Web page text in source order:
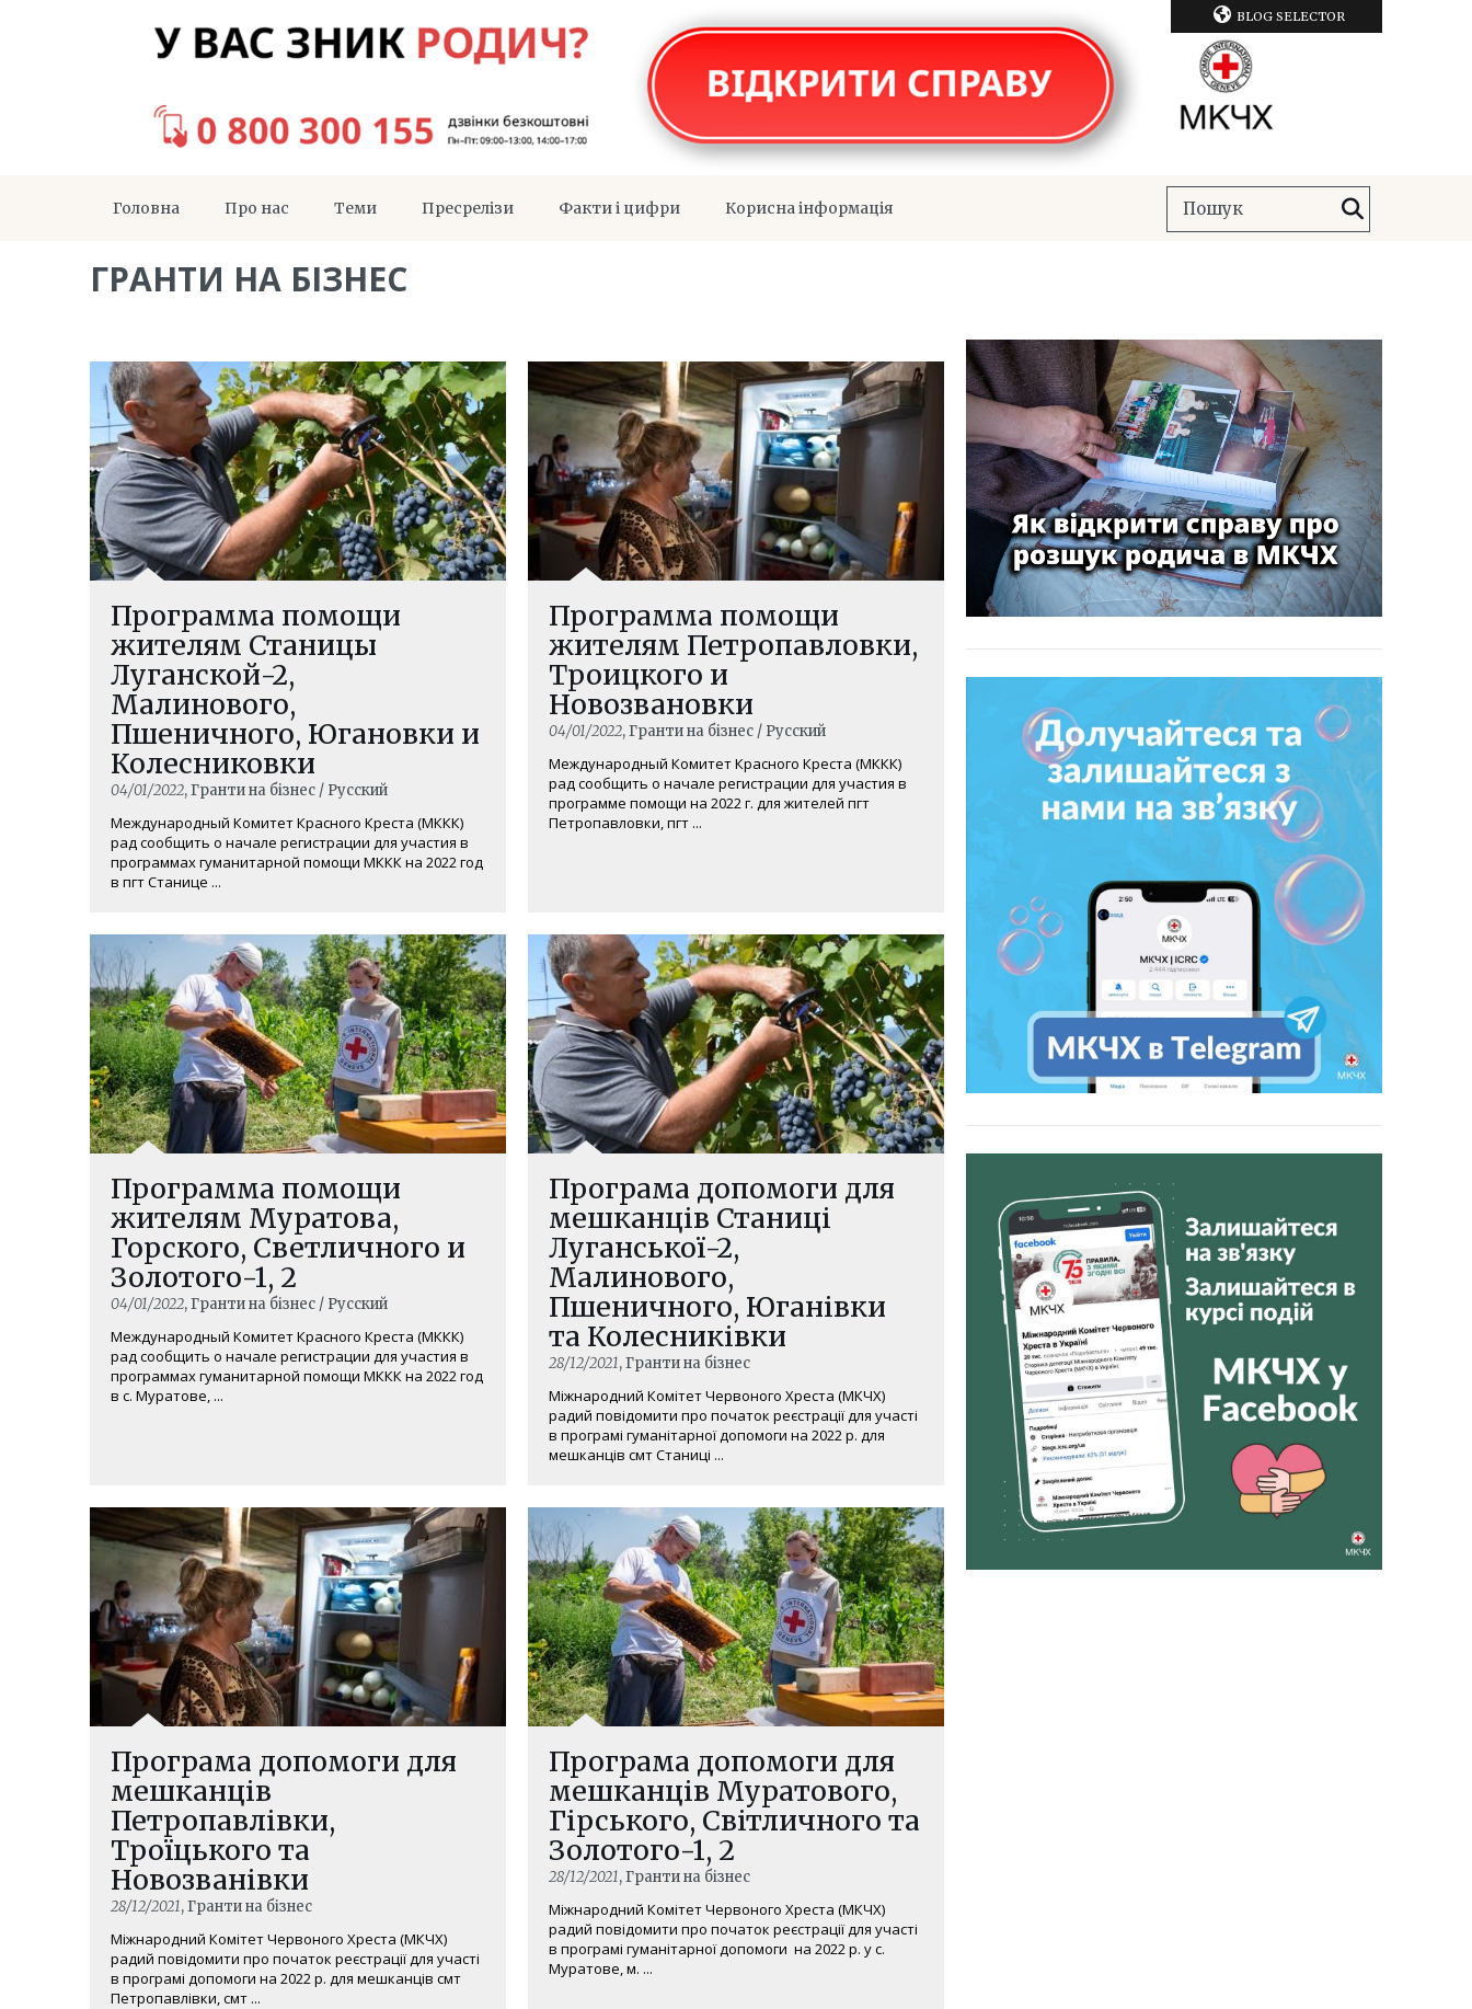
BLOG SELECTOR
Головна Про нас Теми Пресрелізи Факти і цифри Корисна інформація
ГРАНТИ НА БІЗНЕС
Программа помощи
жителям Станицы
Луганской-2,
Малинового,
Пшеничного, Югановки и
Колесниковки
04/01/2022, Гранти на бізнес / Русский
Международный Комитет Красного Креста (МККК)
рад сообщить о начале регистрации для участия в
программах гуманитарной помощи МККК на 2022 год
в пгт Станице ...
Программа помощи
жителям Петропавловки,
Троицкого и
Новозвановки
04/01/2022, Гранти на бізнес / Русский
Международный Комитет Красного Креста (МККК)
рад сообщить о начале регистрации для участия в
программе помощи на 2022 г. для жителей пгт
Петропавловки, пгт ...
Программа помощи
жителям Муратова,
Горского, Светличного и
Золотого-1, 2
04/01/2022, Гранти на бізнес / Русский
Международный Комитет Красного Креста (МККК)
рад сообщить о начале регистрации для участия в
программах гуманитарной помощи МККК на 2022 год
в с. Муратове, ...
Програма допомоги для
мешканців Станиці
Луганської-2,
Малинового,
Пшеничного, Юганівки
та Колесниківки
28/12/2021, Гранти на бізнес
Міжнародний Комітет Червоного Хреста (МКЧХ)
радий повідомити про початок реєстрації для участі
в програмі гуманітарної допомоги на 2022 р. для
мешканців смт Станиці ...
Програма допомоги для
мешканців
Петропавлівки,
Троїцького та
Новозванівки
28/12/2021, Гранти на бізнес
Міжнародний Комітет Червоного Хреста (МКЧХ)
радий повідомити про початок реєстрації для участі
в програмі допомоги на 2022 р. для мешканців смт
Петропавлівки, смт ...
Програма допомоги для
мешканців Муратового,
Гірського, Світличного та
Золотого-1, 2
28/12/2021, Гранти на бізнес
Міжнародний Комітет Червоного Хреста (МКЧХ)
радий повідомити про початок реєстрації для участі
в програмі гуманітарної допомоги на 2022 р. у с.
Муратове, м. ...